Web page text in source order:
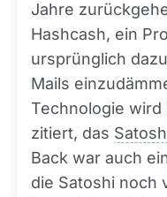
Jahre
Hashcash, ein
ursprünglich
Mails
Technologie wird
zitiert, das
Back war auch
die Satoshi noch